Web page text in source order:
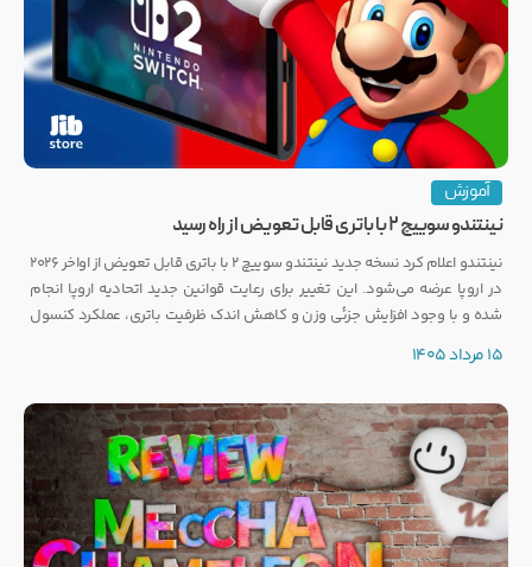
آموزش
نینتندو سوییچ ۲ با باتری قابل تعویض از راه رسید
نینتندو اعلام کرد نسخه جدید نینتندو سوییچ ۲ با باتری قابل تعویض از اواخر ۲۰۲۶
در اروپا عرضه می‌شود. این تغییر برای رعایت قوانین جدید اتحادیه اروپا انجام
شده و با وجود افزایش جزئی وزن و کاهش اندک ظرفیت باتری، عملکرد کنسول
15 مرداد 1405